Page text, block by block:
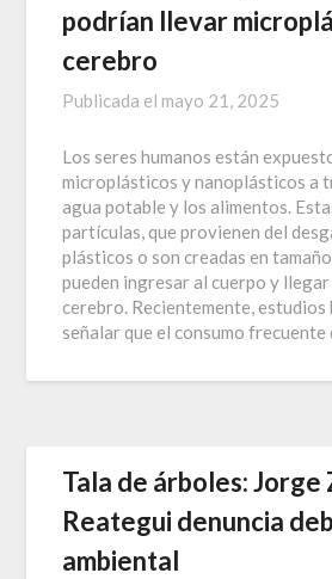
podrían llevar
cerebro
Publicada el mayo 21, 2025
Los seres humanos están
microplásticos y nanoplásticos a
agua potable y los alimentos.
partículas, que provienen del
plásticos o son creadas en
pueden ingresar al cuerpo y
cerebro. Recientemente, estudios
señalar que el consumo frecuente
Tala de árboles: Jorge
Reategui denuncia
ambiental